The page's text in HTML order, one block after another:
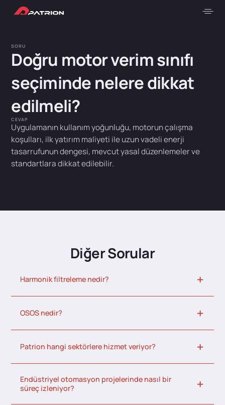
SORU
Doğru motor verim sınıfı
seçiminde nelere dikkat
edilmeli?
CEVAP
Uygulamanın kullanım yoğunluğu, motorun çalışma
koşulları, ilk yatırım maliyeti ile uzun vadeli enerji
tasarrufunun dengesi, mevcut yasal düzenlemeler ve
standartlara dikkat edilebilir.
Diğer Sorular
Harmonik filtreleme nedir?
OSOS nedir?
Patrion hangi sektörlere hizmet veriyor?
Endüstriyel otomasyon projelerinde nasıl bir
süreç izleniyor?